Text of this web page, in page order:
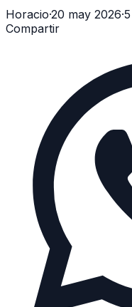
Horacio·20 may 2026·
Compartir